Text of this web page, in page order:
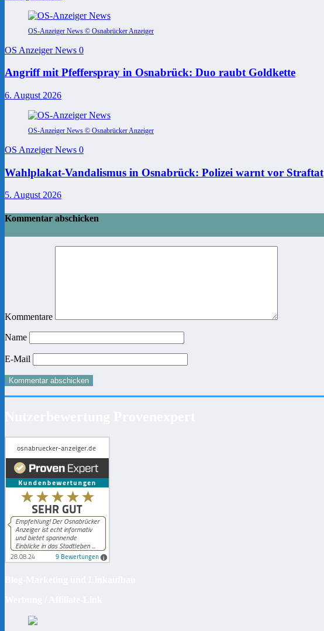
OS-Anzeiger News © Osnabrücker Anzeiger
OS Anzeiger News 0
Angriff mit Pfefferspray in Osnabrück: Duo raubt Goldkette
6. August 2026
OS-Anzeiger News © Osnabrücker Anzeiger
OS Anzeiger News 0
Wahlplakat-Vandalismus in Osnabrück: Polizei warnt vor Straftat
5. August 2026
Kommentar abschicken
Kommentare
Name
E-Mail